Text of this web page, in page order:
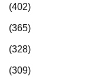
(402)
(365)
(328)
(309)